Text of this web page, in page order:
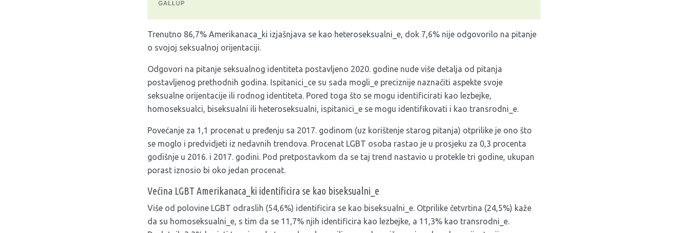
Trenutno 86,7% Amerikanaca_ki izjašnjava se kao heteroseksualni_e, dok 7,6% nije odgovorilo na pitanje
o svojoj seksualnoj orijentaciji.
Odgovori na pitanje seksualnog identiteta postavljeno 2020. godine nude više detalja od pitanja
postavljenog prethodnih godina. Ispitanici_ce su sada mogli_e preciznije naznačiti aspekte svoje
seksualne orijentacije ili rodnog identiteta. Pored toga što se mogu identificirati kao lezbejke,
homoseksualci, biseksualni ili heteroseksualni, ispitanici_e se mogu identifikovati i kao transrodni_e.
Povećanje za 1,1 procenat u pređenju sa 2017. godinom (uz korištenje starog pitanja) otprilike je ono što
se moglo i predvidjeti iz nedavnih trendova. Procenat LGBT osoba rastao je u prosjeku za 0,3 procenta
godišnje u 2016. i 2017. godini. Pod pretpostavkom da se taj trend nastavio u protekle tri godine, ukupan
porast iznosio bi oko jedan procenat.
Većina LGBT Amerikanaca_ki identificira se kao biseksualni_e
Više od polovine LGBT odraslih (54,6%) identificira se kao biseksualni_e. Otprilike četvrtina (24,5%) kaže
da su homoseksualni_e, s tim da se 11,7% njih identificira kao lezbejke, a 11,3% kao transrodni_e.